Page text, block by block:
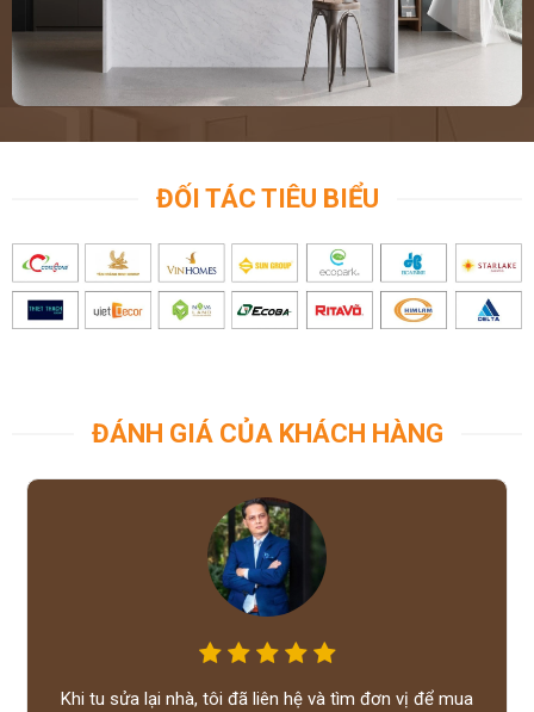
ĐỐI TÁC TIÊU BIỂU
ĐÁNH GIÁ CỦA KHÁCH HÀNG
Khi tu sửa lại nhà, tôi đã liên hệ và tìm đơn vị để mua